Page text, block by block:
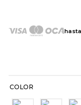
hasta
COLOR